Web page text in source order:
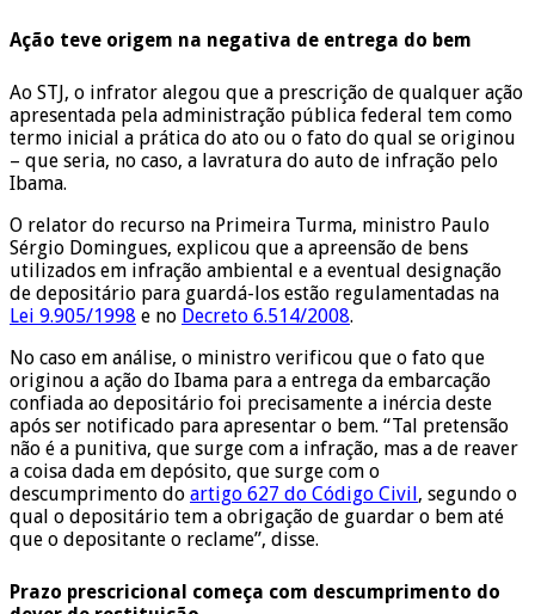
Ação teve origem na negativa de entrega do bem
Ao STJ, o infrator alegou que a prescrição de qualquer ação
apresentada pela administração pública federal tem como
termo inicial a prática do ato ou o fato do qual se originou
– que seria, no caso, a lavratura do auto de infração pelo
Ibama.
O relator do recurso na Primeira Turma, ministro Paulo
Sérgio Domingues, explicou que a apreensão de bens
utilizados em infração ambiental e a eventual designação
de depositário para guardá-los estão regulamentadas na
Lei 9.905/1998 e no Decreto 6.514/2008.
No caso em análise, o ministro verificou que o fato que
originou a ação do Ibama para a entrega da embarcação
confiada ao depositário foi precisamente a inércia deste
após ser notificado para apresentar o bem. “Tal pretensão
não é a punitiva, que surge com a infração, mas a de reaver
a coisa dada em depósito, que surge com o
descumprimento do artigo 627 do Código Civil, segundo o
qual o depositário tem a obrigação de guardar o bem até
que o depositante o reclame”, disse.
Prazo prescricional começa com descumprimento do